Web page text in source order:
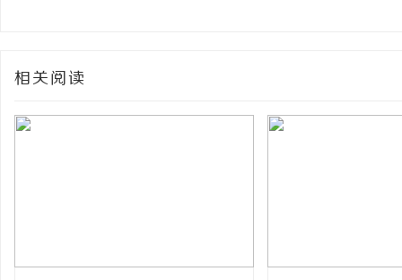
相关阅读